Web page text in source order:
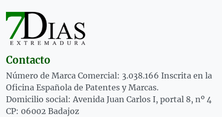
Contacto
Número de Marca Comercial: 3.038.166 Inscrita en la
Oficina Española de Patentes y Marcas.
Domicilio social: Avenida Juan Carlos I, portal 8, nº 4
CP: 06002 Badajoz